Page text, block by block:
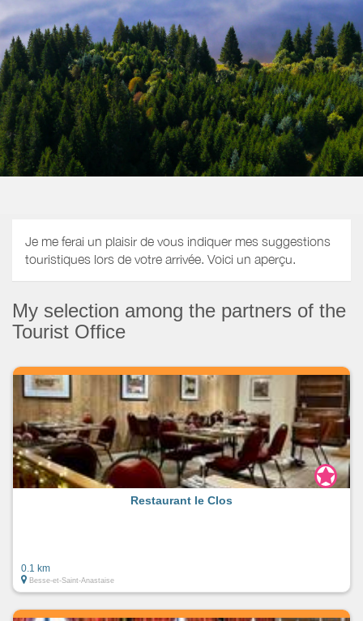
Je me ferai un plaisir de vous indiquer mes suggestions
touristiques lors de votre arrivée. Voici un aperçu.
My selection among the partners of the
Tourist Office
Restaurant le Clos
0.1 km
Besse-et-Saint-Anastaise